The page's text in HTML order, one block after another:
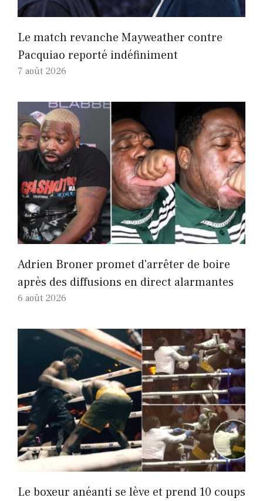
Le match revanche Mayweather contre
Pacquiao reporté indéfiniment
7 août 2026
Adrien Broner promet d'arrêter de boire
après des diffusions en direct alarmantes
6 août 2026
Le boxeur anéanti se lève et prend 10 coups